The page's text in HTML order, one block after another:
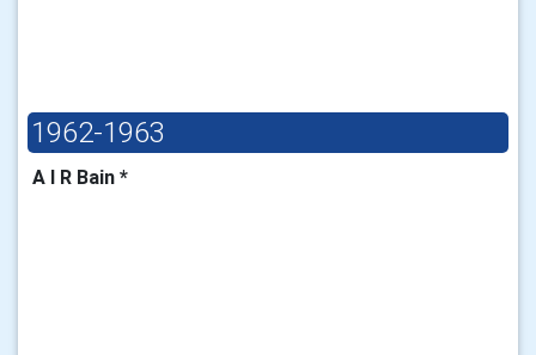
1962-1963
A I R Bain *